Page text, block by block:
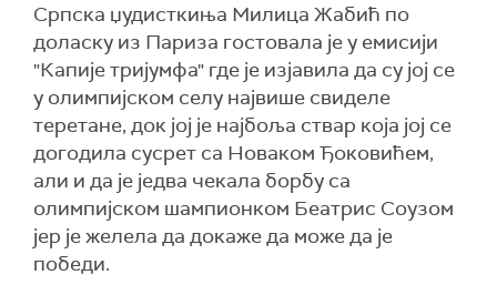
Српска џудисткиња Милица Жабић по
доласку из Париза гостовала је у емисији
"Капије тријумфа" где је изјавила да су јој се
у олимпијском селу највише свиделе
теретане, док јој је најбоља ствар која јој се
догодила сусрет са Новаком Ђоковићем,
али и да је једва чекала борбу са
олимпијском шампионком Беатрис Соузом
јер је желела да докаже да може да је
победи.